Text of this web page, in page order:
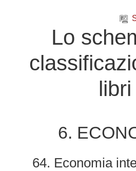
Lo
libri
6.
64. Economia